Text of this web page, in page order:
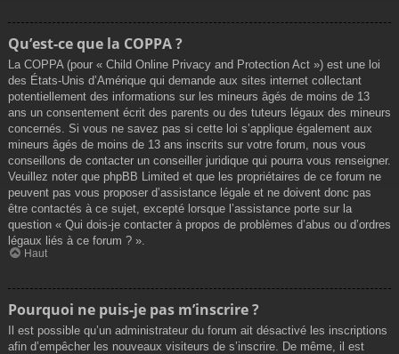
Qu’est-ce que la COPPA ?
La COPPA (pour « Child Online Privacy and Protection Act ») est une loi
des États-Unis d’Amérique qui demande aux sites internet collectant
potentiellement des informations sur les mineurs âgés de moins de 13
ans un consentement écrit des parents ou des tuteurs légaux des mineurs
concernés. Si vous ne savez pas si cette loi s’applique également aux
mineurs âgés de moins de 13 ans inscrits sur votre forum, nous vous
conseillons de contacter un conseiller juridique qui pourra vous renseigner.
Veuillez noter que phpBB Limited et que les propriétaires de ce forum ne
peuvent pas vous proposer d’assistance légale et ne doivent donc pas
être contactés à ce sujet, excepté lorsque l’assistance porte sur la
question « Qui dois-je contacter à propos de problèmes d’abus ou d’ordres
légaux liés à ce forum ? ».
Haut
Pourquoi ne puis-je pas m’inscrire ?
Il est possible qu’un administrateur du forum ait désactivé les inscriptions
afin d’empêcher les nouveaux visiteurs de s’inscrire. De même, il est